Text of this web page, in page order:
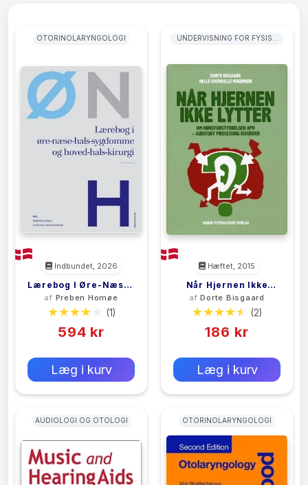
OTORINOLARYNGOLOGI
Indbundet, 2026
Lærebog I Øre-Næse-
Hals-Sygdomme
af Preben Homøe
(1)
594 kr
Læg i kurv
UNDERVISNING FOR FYSISK
Hæftet, 2015
Når Hjernen Ikke
Lytter
afDorte Bisgaard
(2)
186 kr
Læg i kurv
AUDIOLOGI OG OTOLOGI OTORINOLARYNGOLOGI